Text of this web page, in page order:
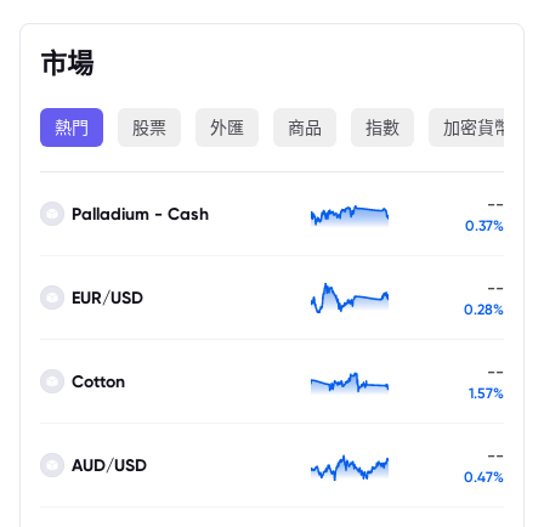
市場
熱門 股票 外匯 商品 指數 加密貨幣
Palladium - Cash --
0.37%
EUR/USD --
0.28%
Cotton --
1.57%
AUD/USD --
0.47%